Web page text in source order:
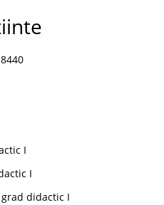
I
I
didactic I